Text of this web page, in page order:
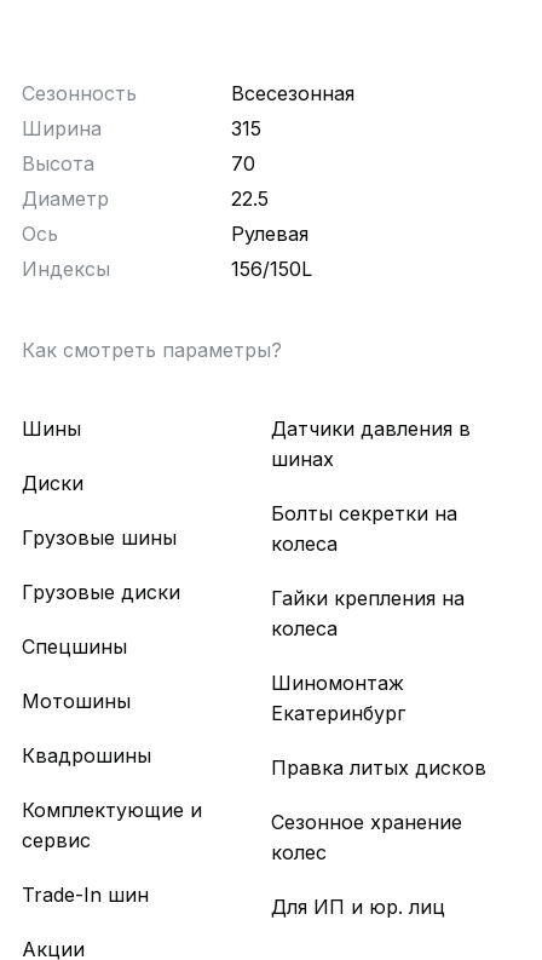
Сезонность
Всесезонная
Ширина
315
Высота
70
Диаметр
22.5
Ось
Рулевая
Индексы
156/150L
Как смотреть параметры?
Шины
Диски
Грузовые шины
Грузовые диски
Спецшины
Мотошины
Квадрошины
Комплектующие и
сервис
Trade-In шин
Акции
Датчики давления в
шинах
Болты секретки на
колеса
Гайки крепления на
колеса
Шиномонтаж
Екатеринбург
Правка литых дисков
Сезонное хранение
колес
Для ИП и юр. лиц